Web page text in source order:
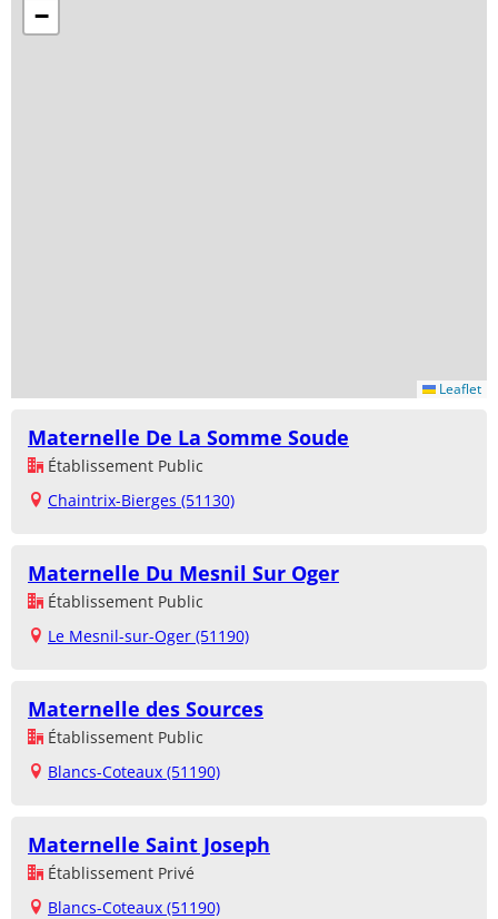
−
Leaflet
Maternelle De La Somme Soude
Établissement Public
Chaintrix-Bierges (51130)
Maternelle Du Mesnil Sur Oger
Établissement Public
Le Mesnil-sur-Oger (51190)
Maternelle des Sources
Établissement Public
Blancs-Coteaux (51190)
Maternelle Saint Joseph
Établissement Privé
Blancs-Coteaux (51190)